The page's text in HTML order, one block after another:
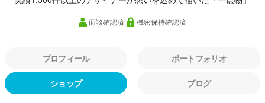
面談確認済 機密保持確認済
プロフィール ポートフォリオ
ショップ ブログ